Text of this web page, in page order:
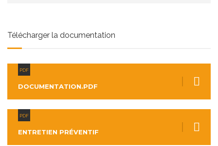
Télécharger la documentation
PDF
DOCUMENTATION.PDF
PDF
ENTRETIEN PRÉVENTIF